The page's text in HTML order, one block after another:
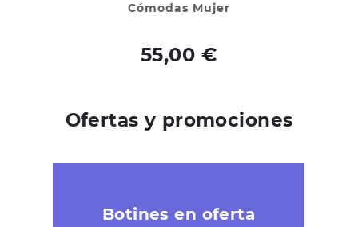
Cómodas Mujer
55,00 €
Ofertas y promociones
Botines en oferta